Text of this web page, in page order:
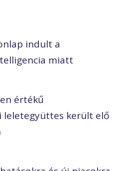
indult a
miatt
értékű
leletegyüttes került elő